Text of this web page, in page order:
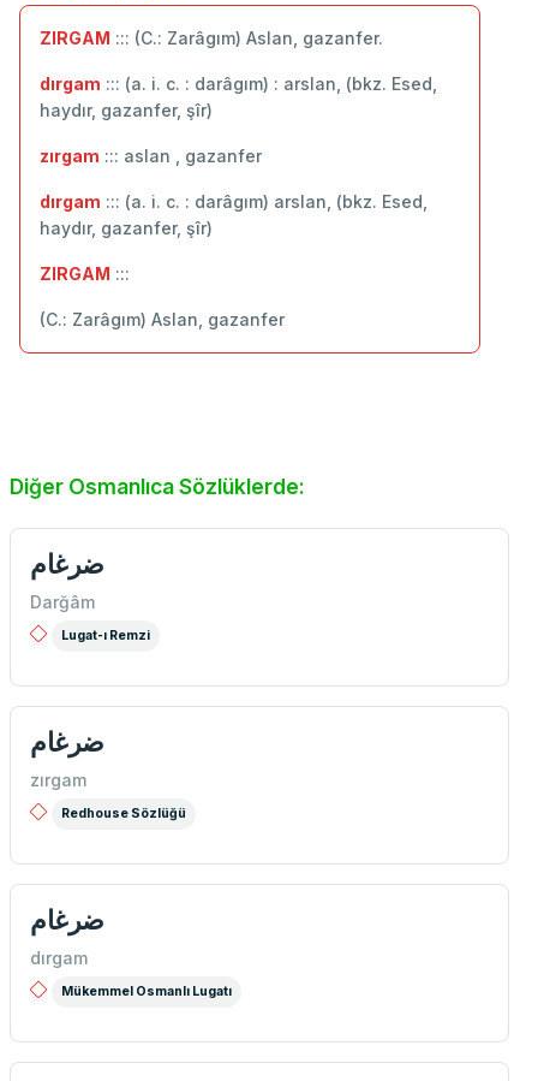
ZIRGAM ::: (C.: Zarâgım) Aslan, gazanfer.
dırgam ::: (a. i. c. : darâgım) : arslan, (bkz. Esed,
haydır, gazanfer, şîr)
zırgam ::: aslan , gazanfer
dırgam ::: (a. i. c. : darâgım) arslan, (bkz. Esed,
haydır, gazanfer, şîr)
ZIRGAM :::
(C.: Zarâgım) Aslan, gazanfer
Diğer Osmanlıca Sözlüklerde:
ضرغام
Darğâm
Lugat-ı Remzi
ضرغام
zırgam
Redhouse Sözlüğü
ضرغام
dırgam
Mükemmel Osmanlı Lugatı